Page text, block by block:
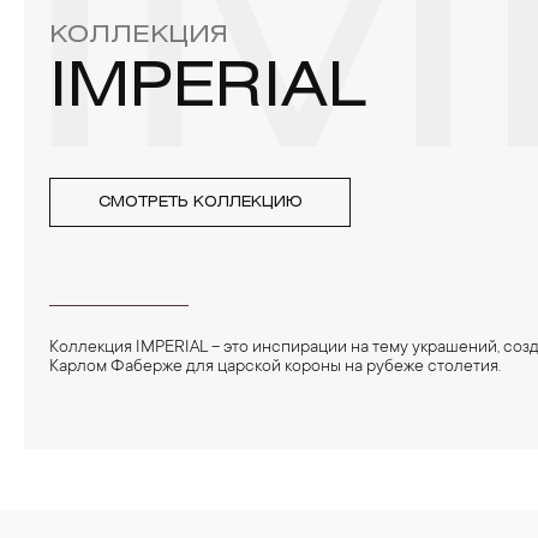
КОЛЛЕКЦИЯ
IMPERIAL
СМОТРЕТЬ КОЛЛЕКЦИЮ
Коллекция IMPERIAL – это инспирации на тему украшений,
Карлом Фаберже для царской короны на рубеже столетия.